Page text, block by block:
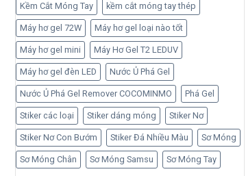
Kềm Cắt Móng Tay kềm cắt móng tay thép
Máy hơ gel 72W Máy hơ gel loại nào tốt
Máy hơ gel mini Máy Hơ Gel T2 LEDUV
Máy hơ gel đèn LED Nước Ủ Phá Gel
Nước Ủ Phá Gel Remover COCOMINMO Phá Gel
Stiker các loại Stiker dáng móng Stiker Nơ
Stiker Nơ Con Bướm Stiker Đá Nhiều Màu Sơ Móng
Sơ Móng Chân Sơ Móng Samsu Sơ Móng Tay